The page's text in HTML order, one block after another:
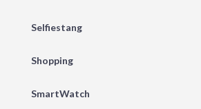
Selfiestang
Shopping
SmartWatch